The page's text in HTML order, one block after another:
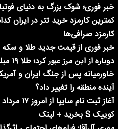
خبر فوری؛‌ شوک بزرگ به دنیای
کمترین کارمزد خرید تتر در ایران
کارمزد صرافی‌ها
دوباره از این مرز عبور کرد؛ طلا ۱۹ میلیون تومان شد + جدول
خاورمیانه پس از جنگ ایران و
آینده منطقه را تغییر داد؟
کوییک S بخرید + لینک